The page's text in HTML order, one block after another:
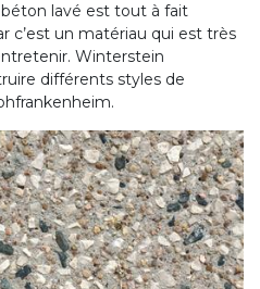
lavé est tout à fait
c’est un matériau qui est très
Winterstein
différents styles de